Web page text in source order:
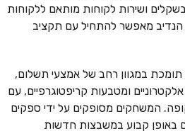
ושירות לקוחות מותאם ללקוחות
הנדיב מאפשר להתחיל עם תקציב
הפלטפורמה של MegaPari תומכת במגוון רחב של אמצעי תשלום,
ומטבעות קריפטוגרפיים, עם
המשחקים מסופקים על ידי ספקים
באופן קבוע במשבצות חדשות